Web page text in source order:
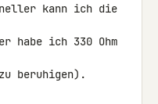
kann ich die
habe ich 330 Ohm
beruhigen).